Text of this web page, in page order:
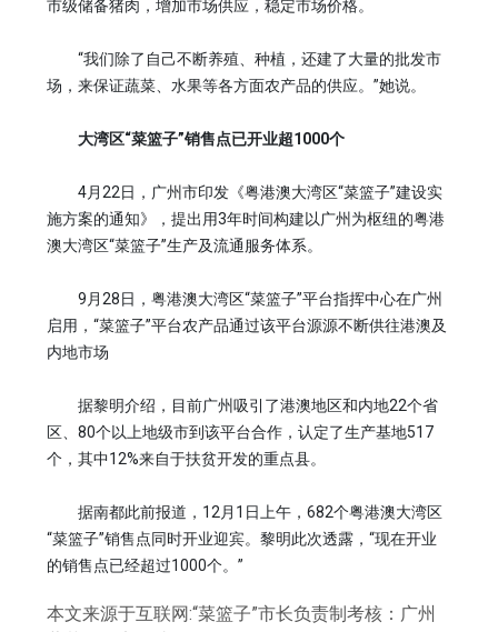
市级储备猪肉，增加市场供应，稳定市场价格。
“我们除了自己不断养殖、种植，还建了大量的批发市
场，来保证蔬菜、水果等各方面农产品的供应。”她说。
大湾区“菜篮子”销售点已开业超1000个
4月22日，广州市印发《粤港澳大湾区“菜篮子”建设实
施方案的通知》，提出用3年时间构建以广州为枢纽的粤港
澳大湾区“菜篮子”生产及流通服务体系。
9月28日，粤港澳大湾区“菜篮子”平台指挥中心在广州
启用，“菜篮子”平台农产品通过该平台源源不断供往港澳及
内地市场
据黎明介绍，目前广州吸引了港澳地区和内地22个省
区、80个以上地级市到该平台合作，认定了生产基地517
个，其中12%来自于扶贫开发的重点县。
据南都此前报道，12月1日上午，682个粤港澳大湾区
“菜篮子”销售点同时开业迎宾。黎明此次透露，“现在开业
的销售点已经超过1000个。”
本文来源于互联网:“菜篮子”市长负责制考核：广州